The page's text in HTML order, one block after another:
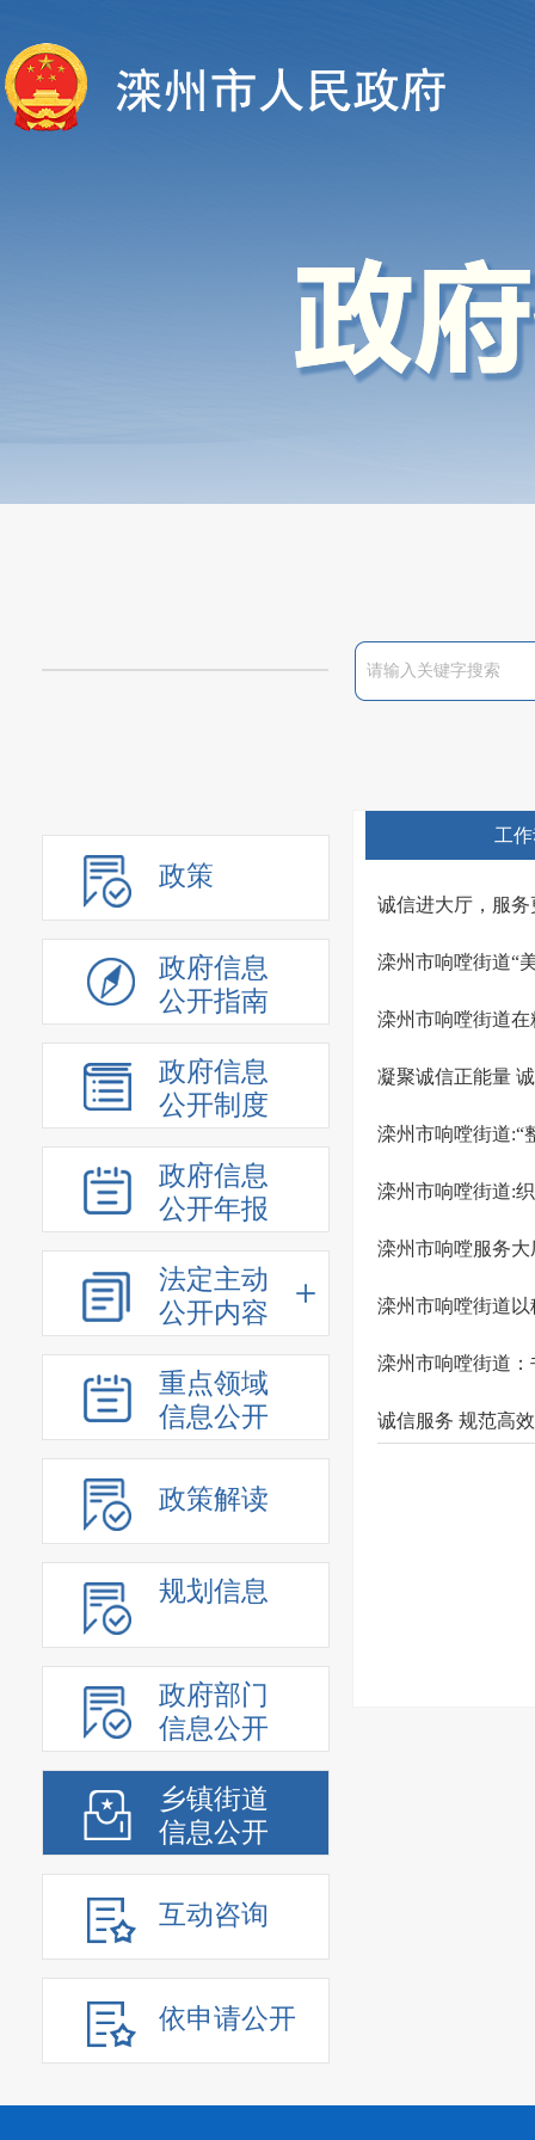
政策
政府信息
公开指南
政府信息
公开制度
政府信息
公开年报
法定主动
公开内容
重点领域
信息公开
政策解读
规划信息
政府部门
信息公开
乡镇街道
信息公开
互动咨询
依申请公开
工
诚信进大厅，服
滦州市响嘡街道“
滦州市响嘡街道
凝聚诚信正能量
滦州市响嘡街道:“
滦州市响嘡街道:
滦州市响嘡服务
滦州市响嘡街道
滦州市响嘡街道
诚信服务 规范高